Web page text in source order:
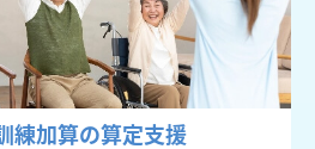
練加算の算定支援